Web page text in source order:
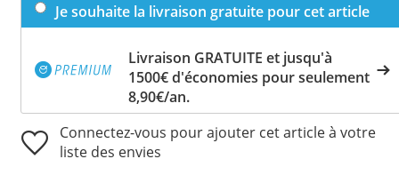
Je souhaite la livraison gratuite pour cet article
Livraison GRATUITE et jusqu'à
1500€ d'économies pour seulement
8,90€/an.
Connectez-vous pour ajouter cet article à votre
liste des envies